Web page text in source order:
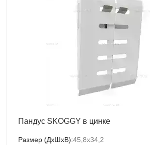
Пандус SKOGGY в цинке
Размер (ДxШxВ):45,8х34,2